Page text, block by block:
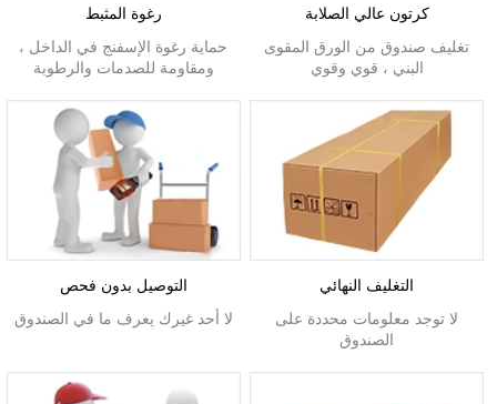
كرتون عالي الصلابة
تغليف صندوق من الورق المقوى
البني ، قوي وقوي
رغوة المثبط
حماية رغوة الإسفنج في الداخل ،
ومقاومة للصدمات والرطوبة
التغليف النهائي
لا توجد معلومات محددة على
الصندوق
التوصيل بدون فحص
لا أحد غيرك يعرف ما في الصندوق